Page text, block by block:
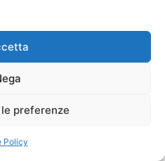
preferenze
Policy